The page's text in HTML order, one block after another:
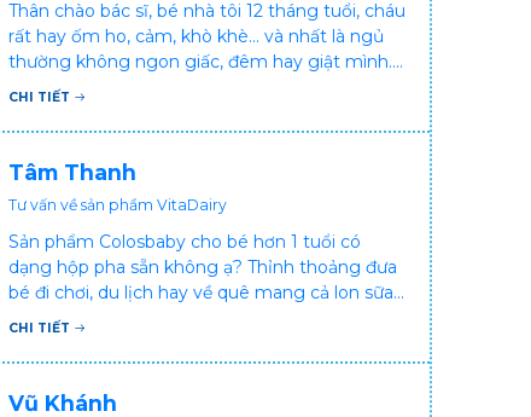
Thân chào bác sĩ, bé nhà tôi 12 tháng tuổi, cháu
rất hay ốm ho, cảm, khò khè... và nhất là ngủ
thường không ngon giấc, đêm hay giật mình.
Vậy xin hỏi bác sĩ, bé bị tình trạng vậy nên làm
ạ? Thấy cháu vậy gia đình ai cũng xót, mẹ cũng
cực vì chăm cháu hay ốm ạ?. Cảm ơn bác sĩ.
CHI TIẾT
Tâm Thanh
Tư vấn về sản phẩm VitaDairy
Sản phẩm Colosbaby cho bé hơn 1 tuổi có
dạng hộp pha sẵn không ạ? Thỉnh thoảng đưa
bé đi chơi, du lịch hay về quê mang cả lon sữa
khá bất tiện mà mình không muốn đổi cho bé
hưởng sức khỏe!
CHI TIẾT
Vũ Khánh